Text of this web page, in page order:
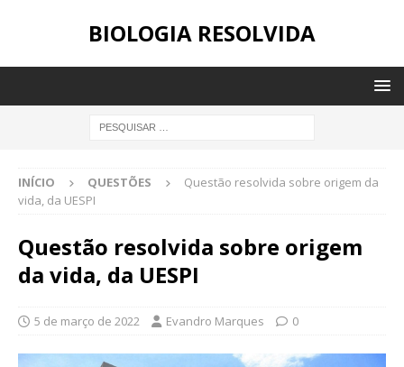
BIOLOGIA RESOLVIDA
INÍCIO QUESTÕES
Questão resolvida sobre origem da
vida, da UESPI
Questão resolvida sobre origem
da vida, da UESPI
5 de março de 2022 Evandro Marques 0